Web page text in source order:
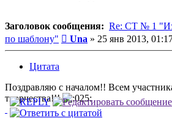
Заголовок сообщения: Re: СТ № 1
по шаблону"
Сообщение
Una » 25 янв 2013,
Цитата
Поздравляю с началом!! Всем
творчества!!!